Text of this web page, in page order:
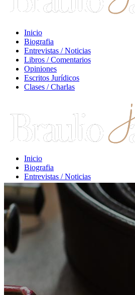
Inicio
Biografia
Entrevistas / Noticias
Libros / Comentarios
Opiniones
Escritos Jurídicos
Clases / Charlas
Inicio
Biografia
Entrevistas / Noticias
Libros / Comentarios
Opiniones
Escritos Jurídicos
Clases / Charlas